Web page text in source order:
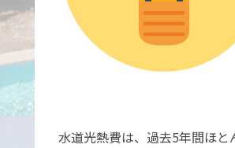
水道光熱費は、過去5年間ほと